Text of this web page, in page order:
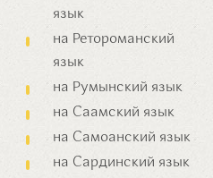
язык
на Ретороманский
язык
на Румынский язык
на Саамский язык
на Самоанский язык
на Сардинский язык